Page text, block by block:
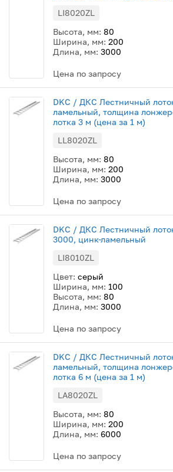
LI8020ZL
Высота, мм: 80
Ширина, мм: 200
Длина, мм: 3000
Цена по запросу
DKC / ДКС Лестничный
ламельный, толщина
лотка 3 м (цена за 1 м)
LL8020ZL
Высота, мм: 80
Ширина, мм: 200
Длина, мм: 3000
Цена по запросу
DKC / ДКС Лестничный
3000, цинк-ламельный
LI8010ZL
Цвет: серый
Ширина, мм: 100
Высота, мм: 80
Длина, мм: 3000
Цена по запросу
DKC / ДКС Лестничный
ламельный, толщина
лотка 6 м (цена за 1 м)
LA8020ZL
Высота, мм: 80
Ширина, мм: 200
Длина, мм: 6000
Цена по запросу